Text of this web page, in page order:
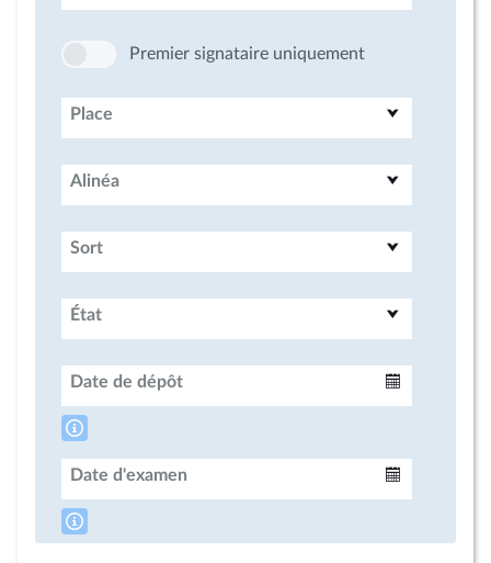
Premier signataire uniquement
Place
Alinéa
Sort
État
Date de dépôt
Date d'examen